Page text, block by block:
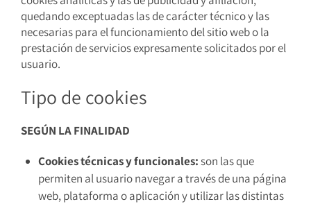
quedando exceptuadas las de carácter técnico y las
necesarias para el funcionamiento del sitio web o la
prestación de servicios expresamente solicitados por el
usuario.
Tipo de cookies
SEGÚN LA FINALIDAD
Cookies técnicas y funcionales:son las que
permiten al usuario navegar a través de una página
web, plataforma o aplicación y utilizar las distintas